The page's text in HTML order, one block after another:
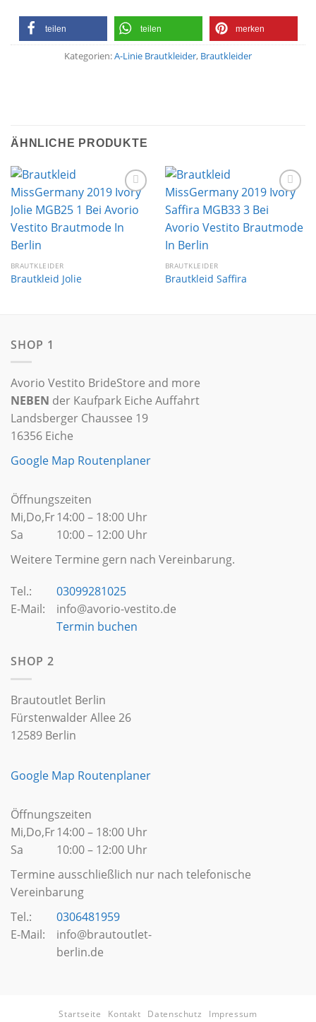
teilen teilen merken
Kategorien:A-Linie Brautkleider, Brautkleider
ÄHNLICHE PRODUKTE
Wunschliste
BRAUTKLEIDER
Brautkleid Jolie
Wunschliste
BRAUTKLEIDER
Brautkleid Saffira
SHOP 1
Avorio Vestito BrideStore and more
NEBEN der Kaufpark Eiche Auffahrt
Landsberger Chaussee 19
16356 Eiche
Google Map Routenplaner
Öffnungszeiten
Mi,Do,Fr
Sa
14:00 – 18:00 Uhr
10:00 – 12:00 Uhr
Weitere Termine gern nach Vereinbarung.
Tel.:
E-Mail:
03099281025
info@avorio-vestito.de
Termin buchen
SHOP 2
Brautoutlet Berlin
Fürstenwalder Allee 26
12589 Berlin
Google Map Routenplaner
Öffnungszeiten
Mi,Do,Fr
Sa
14:00 – 18:00 Uhr
10:00 – 12:00 Uhr
Termine ausschließlich nur nach telefonische
Vereinbarung
Tel.:
E-Mail:
0306481959
info@brautoutlet-
berlin.de
Startseite Kontakt Datenschutz Impressum